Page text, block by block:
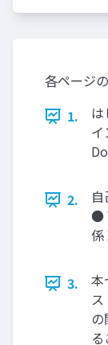
各ページ
1.
は
2.
●
係
3.
本
ス